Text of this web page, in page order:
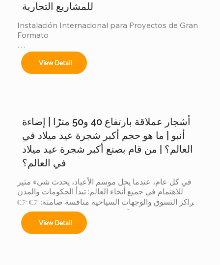
للمشاريع التجارية
Instalación Internacional para Proyectos de Gran
Formato
Ofrecemos servicios completos de instalación
para:
Árboles de 4m a 50m en espacios interiores y
exteriores.
municipales.
Festivales navideños, parques temáticos y
activaciones de marca.
View Detail
أشجار عملاقة بارتفاع 40 و50 مترًا | إضاءة
أنبو | ما هو حجم أكبر شجرة عيد ميلاد في
العالم؟ | من قام بصنع أكبر شجرة عيد ميلاد
في العالم؟
في كل عام، عندما يحل موسم الأعياد، يحدث شيء مثير
للاهتمام في جميع أنحاء العالم: تبدأ الحكومات والمدن
ومراكز التسوق والوجهات السياحية منافسة صامتة: 👉 👉
لأن الشجرة الأكبر حجماً: يجذب المزيد من الزوار يُحدث ذلك
تأثيراً أكبر على وسائل التواصل الاجتماعي يتم إنتاج قيمة
تجارية أكبر عندما تتنافس الدول... يشارك المصنعون أيضاً.
View Detail